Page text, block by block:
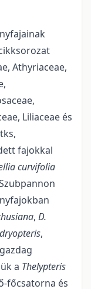
Athyriaceae,
Liliaceae és
fajokkal
curvifolia
, D.
,
a Thelypteris
főcsatorna és